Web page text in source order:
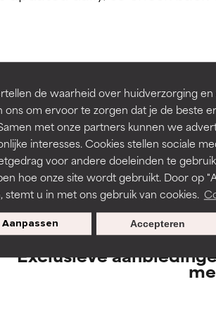
de waarheid over huidverzorging en
ons om ervoor te zorgen dat je de beste
met onze partners kunnen we
interesses. Cookies stellen sociale
voor andere doeleinden te
hoe onze site wordt gebruikt. Door op
stemt u in met ons gebruik van cookies.
Aanpassen Accepteren
BACK TO
to assess ingredients in this
irriterend maar kan esthetische,
is aanwezig. Het risico wordt vergroot
ingrediënten.
droogheid, enz. veroorzaken. Kan
het algemeen is bewezen dat het meer
irriterend maar kan esthetische,
is aanwezig. Het risico wordt vergroot
ingrediënten.
droogheid, enz. veroorzaken. Kan
het algemeen is bewezen dat het meer
Exclusieve